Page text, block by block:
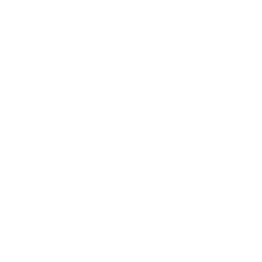
tworzenia szkół ćwiczeń"
programów nauczania"
i odbiór zestawów narzędzi edukacyjnych"
i odbiór produktów projektów konkursowych z Działania 2.14"
nauczycieli w prowadzeniu kształcenia na odległość"